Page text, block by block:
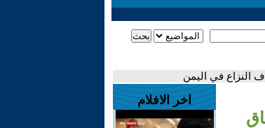
النزاع في اليمن
اخر الافلام